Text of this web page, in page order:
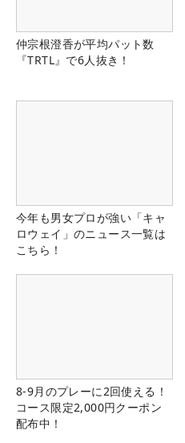
仲宗根澄香が平均パット数
『TRTL』で6人抜き！
今年も男女プロが強い「キャ
ロウェイ」のニュース一覧は
こちら！
8-9月のプレーに2回使える！
コース限定2,000円クーポン
配布中！